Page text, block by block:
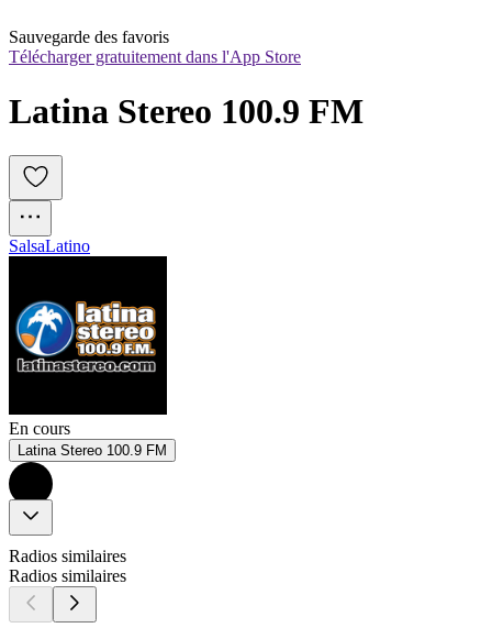
Sauvegarde des favoris
Télécharger gratuitement dans l'App Store
Latina Stereo 100.9 FM
SalsaLatino
En cours
Latina Stereo 100.9 FM
Radios similaires
Radios similaires